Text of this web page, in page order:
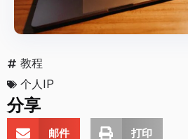
教程
个人IP
分享
邮件 打印